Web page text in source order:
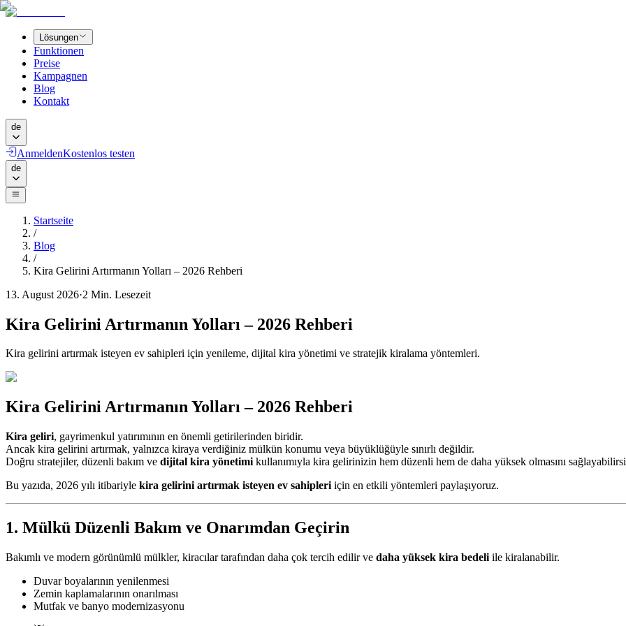
Lösungen
Funktionen
Preise
Kampagnen
Blog
Kontakt
de
AnmeldenKostenlos testen
de
Startseite
/
Blog
/
Kira Gelirini Artırmanın Yolları – 2026 Rehberi
13. August 2026·2 Min. Lesezeit
Kira Gelirini Artırmanın Yolları – 2026 Rehberi
Kira gelirini artırmak isteyen ev sahipleri için yenileme, dijital kira yönetimi ve stratejik kiralama yöntemleri.
Kira Gelirini Artırmanın Yolları – 2026 Rehberi
Kira geliri, gayrimenkul yatırımının en önemli getirilerinden biridir.
Ancak kira gelirini artırmak, yalnızca kiraya verdiğiniz mülkün konumu veya büyüklüğüyle sınırlı değildir.
Doğru stratejiler, düzenli bakım ve dijital kira yönetimi kullanımıyla kira gelirinizin hem düzenli hem de daha yüksek olmasını
Bu yazıda, 2026 yılı itibariyle kira gelirini artırmak isteyen ev sahipleri için en etkili yöntemleri paylaşıyoruz.
1. Mülkü Düzenli Bakım ve Onarımdan Geçirin
Bakımlı ve modern görünümlü mülkler, kiracılar tarafından daha çok tercih edilir ve daha yüksek kira bedeli ile kiralanabilir.
Duvar boyalarının yenilenmesi
Zemin kaplamalarının onarılması
Mutfak ve banyo modernizasyonu